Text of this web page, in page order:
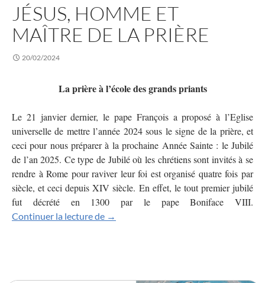
JÉSUS, HOMME ET
MAÎTRE DE LA PRIÈRE
20/02/2024
La prière à l’école des grands priants
Le 21 janvier dernier, le pape François a proposé à l’Eglise
universelle de mettre l’année 2024 sous le signe de la prière, et
ceci pour nous préparer à la prochaine Année Sainte : le Jubilé
de l’an 2025. Ce type de Jubilé où les chrétiens sont invités à se
rendre à Rome pour raviver leur foi est organisé quatre fois par
siècle, et ceci depuis XIV siècle. En effet, le tout premier jubilé
fut décrété en 1300 par le pape Boniface VIII.
Continuer la lecture de Jésus, homme et maître de la prière
→